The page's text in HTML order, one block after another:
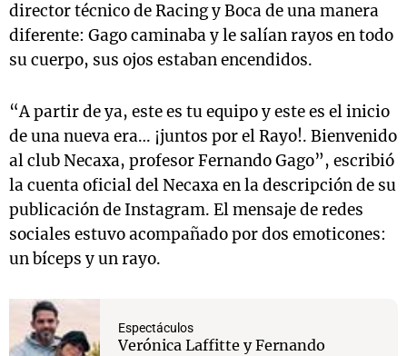
director técnico de Racing y Boca de una manera
diferente: Gago caminaba y le salían rayos en todo
su cuerpo, sus ojos estaban encendidos.
“A partir de ya, este es tu equipo y este es el inicio
de una nueva era… ¡juntos por el Rayo!. Bienvenido
al club Necaxa, profesor Fernando Gago”, escribió
la cuenta oficial del Necaxa en la descripción de su
publicación de Instagram. El mensaje de redes
sociales estuvo acompañado por dos emoticones:
un bíceps y un rayo.
Espectáculos
Verónica Laffitte y Fernando